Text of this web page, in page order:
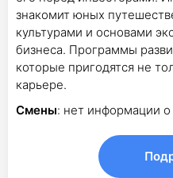
знакомит юных
культурами и основами
бизнеса. Программы
которые пригодятся не
карьере.
Смены: нет информации